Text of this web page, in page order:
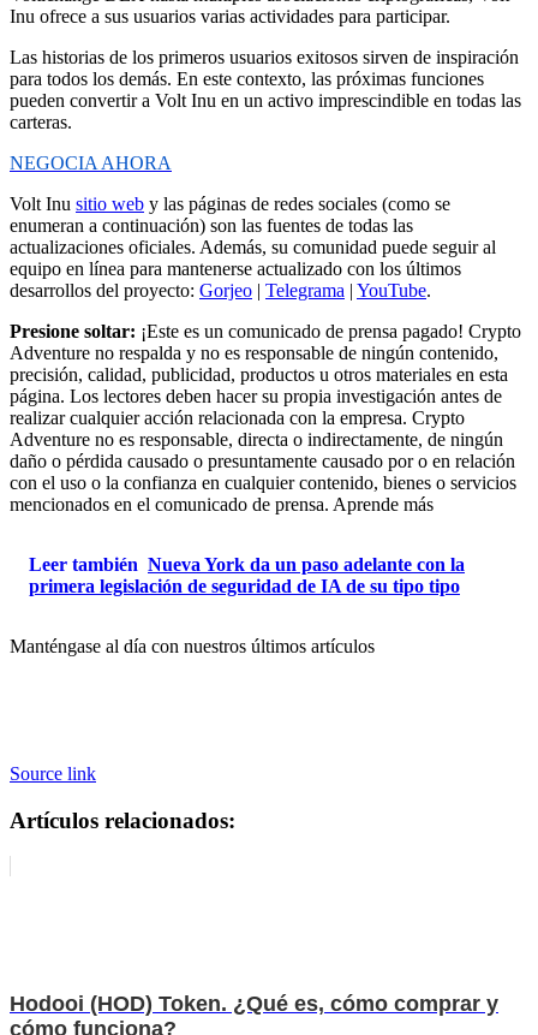
Inu ofrece a sus usuarios varias actividades para participar.
Las historias de los primeros usuarios exitosos sirven de inspiración
para todos los demás. En este contexto, las próximas funciones
pueden convertir a Volt Inu en un activo imprescindible en todas las
carteras.
NEGOCIA AHORA
Volt Inu sitio web y las páginas de redes sociales (como se
enumeran a continuación) son las fuentes de todas las
actualizaciones oficiales. Además, su comunidad puede seguir al
equipo en línea para mantenerse actualizado con los últimos
desarrollos del proyecto: Gorjeo | Telegrama | YouTube.
Presione soltar: ¡Este es un comunicado de prensa pagado! Crypto
Adventure no respalda y no es responsable de ningún contenido,
precisión, calidad, publicidad, productos u otros materiales en esta
página. Los lectores deben hacer su propia investigación antes de
realizar cualquier acción relacionada con la empresa. Crypto
Adventure no es responsable, directa o indirectamente, de ningún
daño o pérdida causado o presuntamente causado por o en relación
con el uso o la confianza en cualquier contenido, bienes o servicios
mencionados en el comunicado de prensa. Aprende más
Leer también Nueva York da un paso adelante con la
primera legislación de seguridad de IA de su tipo tipo
Manténgase al día con nuestros últimos artículos
Source link
Artículos relacionados:
Hodooi (HOD) Token. ¿Qué es, cómo comprar y
cómo funciona?